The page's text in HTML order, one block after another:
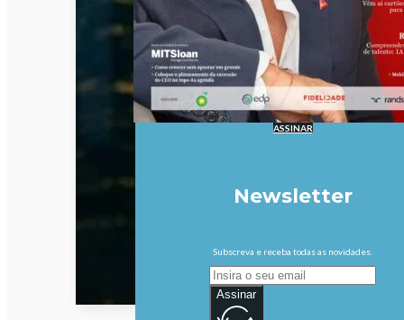
ASSINAR
Newsletter
Subscreva e receba todas as novidades.
Assinar